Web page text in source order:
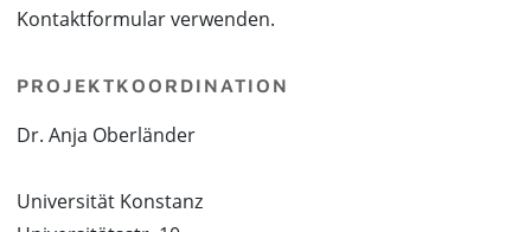
Kontaktformular verwenden.
PROJEKTKOORDINATION
Dr. Anja Oberländer
Universität Konstanz